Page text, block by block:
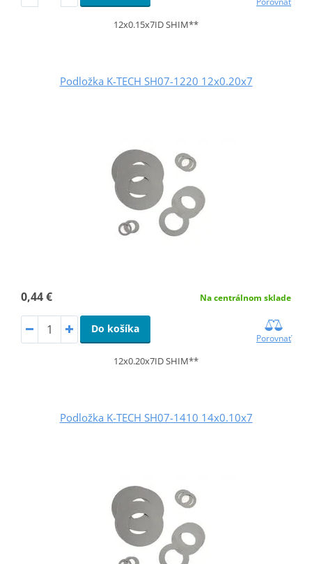
12x0.15x7ID SHIM**
Podložka K-TECH SH07-1220 12x0.20x7
0,44 € Na centrálnom sklade
Do košíka
Porovnať
12x0.20x7ID SHIM**
Podložka K-TECH SH07-1410 14x0.10x7